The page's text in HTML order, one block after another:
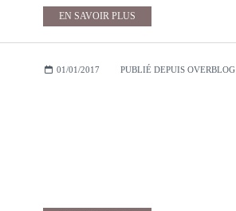
EN SAVOIR PLUS
01/01/2017 PUBLIÉ DEPUIS OVERBLOG